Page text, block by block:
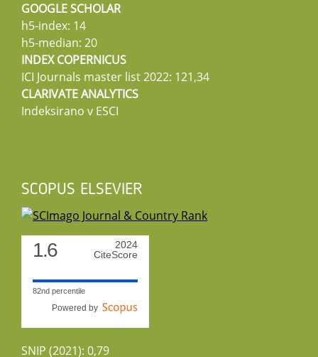
GOOGLE SCHOLAR
h5-index: 14
h5-median: 20
INDEX COPERNICUS
ICI Journals master list 2022: 121,34
CLARIVATE ANALYTICS
Indeksirano v ESCI
SCOPUS ELSEVIER
1.6
2024
CiteScore
82nd percentile
Powered by
SNIP (2021): 0,79